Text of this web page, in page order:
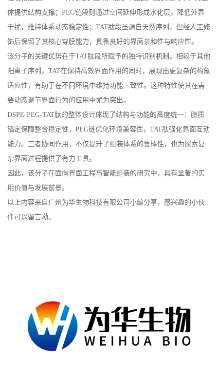
体提供结构支撑； PEG链段则通过空间延伸形成水化层，降低外界
干扰，维持体系动态稳定性； TAT肽段虽源自天然序列，但经人工修
饰后保留了其核心穿膜能力，具备良好的界面亲和性与响应性。
该分子的关键优势在于TAT肽段所赋予的独特识别机制。相较于其他
阳离子序列， TAT在保持高效界面作用的同时，展现出更复杂的构象
适应性，有助于在不同环境中维持功能一致性。这种特性使其在需
要动态调节界面行为的应用中尤为突出。
DSPE-PEG-TAT肽的整体设计体现了结构与功能的高度统一：脂质
锚定保障整合稳定性， PEG链优化环境兼容性， TAT肽强化界面互动
能力。三者协同作用，不仅提升了组装体系的鲁棒性，也为探索复
杂界面过程提供了有力工具。
因此，该分子在面向界面工程与智能组装的研究中，具有显著的实
用价值与发展前景。
以上内容来自广州为华生物科技有限公司小编分享，感兴趣的小伙
伴可以留言呦。